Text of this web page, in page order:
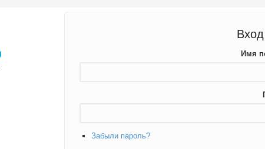
Имя
Забыли пароль?